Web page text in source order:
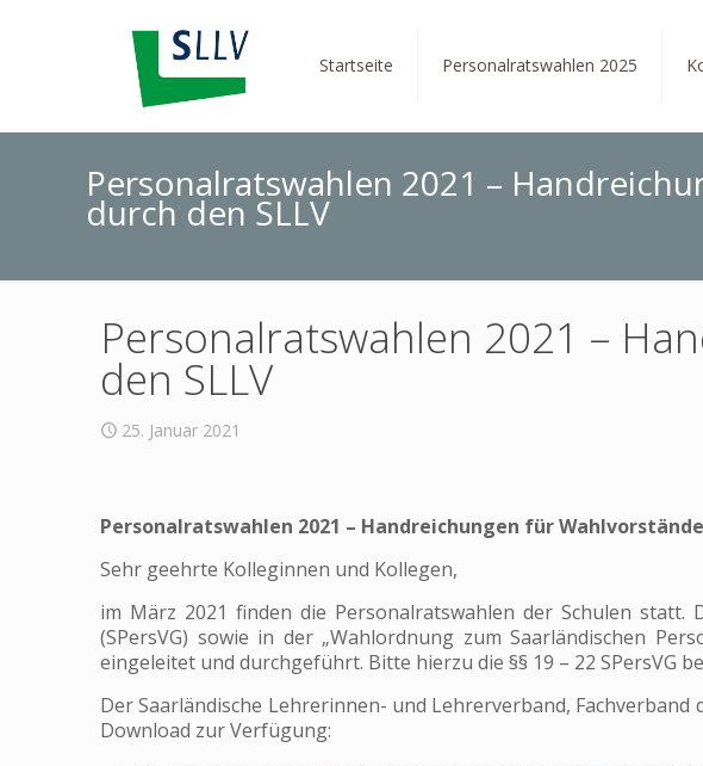
Startseite Personalratswahlen 2025
Personalratswahlen 2021 –
durch den SLLV
Personalratswahlen 2021 –
den SLLV
25. Januar 2021
Personalratswahlen 2021 – Handreichungen für Wahlvorstände
Sehr geehrte Kolleginnen und Kollegen,
im März 2021 finden die Personalratswahlen der Schulen statt.
(SPersVG) sowie in der „Wahlordnung zum Saarländischen
eingeleitet und durchgeführt. Bitte hierzu die §§ 19 – 22 SPersVG
Der Saarländische Lehrerinnen- und Lehrerverband,
Download zur Verfügung: